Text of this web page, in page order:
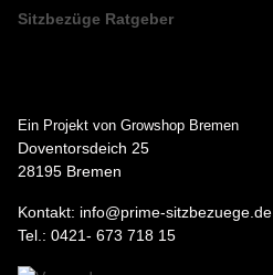
Sitzbezüge Ratgeber
Ein Projekt von Growshop Bremen
Doventorsdeich 25
28195 Bremen
Kontakt: info@prime-sitzbezuege.de
Tel.: 0421- 673 718 15